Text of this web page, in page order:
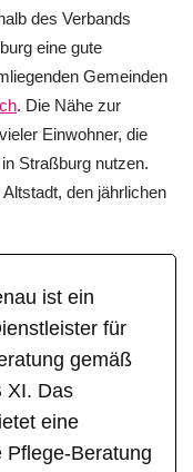
des Verbands
eine gute
Gemeinden
. Die Nähe zur
Einwohner, die
Straßburg nutzen.
den jährlichen
ist ein
für
gemäß
XI. Das
eine
Pflege-Beratung